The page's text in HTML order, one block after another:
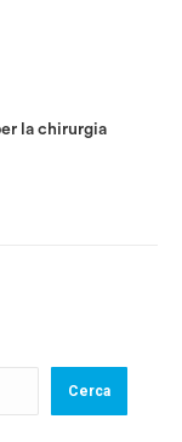
la chirurgia
Cerca